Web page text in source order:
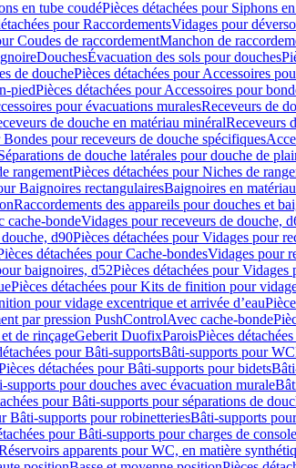
en tube coudéPièces détachées pour Siphons
pour RaccordementsVidages pour
Coudes de raccordementManchon de
DouchesÉvacuation des sols pour douches
de douchePièces détachées pour Accessoires
piedPièces détachées pour Accessoires pour
pour évacuations muralesReceveurs de
de douche en matériau minéralReceveurs
Bondes pour receveurs de douche spécifiques
de douche latérales pour douche de
rangementPièces détachées pour Niches de
Baignoires rectangulairesBaignoires en
Raccordements des appareils pour douches et
cache-bondeVidages pour receveurs de douche,
d90Pièces détachées pour Vidages pour
détachées pour Cache-bondesVidages pour
baignoires, d52Pièces détachées pour
Pièces détachées pour Kits de finition pour
pour vidage excentrique et arrivée d’eau
par pression PushControlAvec cache-bonde
de rinçageGeberit DuofixParoisPièces
pour Bâti-supportsBâti-supports pour WC
détachées pour Bâti-supports pour bidets
supports pour douches avec évacuation murale
pour Bâti-supports pour séparations de
Bâti-supports pour robinetteriesBâti-supports
pour Bâti-supports pour charges de console
apparents pour WC, en matière